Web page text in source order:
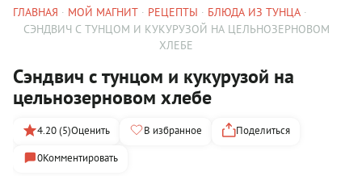
ГЛАВНАЯ МОЙ МАГНИТ РЕЦЕПТЫ
БЛЮДА ИЗ ТУНЦА
СЭНДВИЧ С ТУНЦОМ И КУКУРУЗОЙ НА ЦЕЛЬНОЗЕРНОВОМ
ХЛЕБЕ
Сэндвич с тунцом и кукурузой на
цельнозерновом хлебе
4.20 (5)Оценить В избранное
Поделиться
0Комментировать